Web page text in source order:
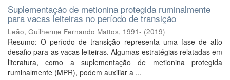
Suplementação de metionina protegida ruminalmente
para vacas leiteiras no período de transição
Leão, Guilherme Fernando Mattos, 1991- (2019)
Resumo: O período de transição representa uma fase de alto
desafio para as vacas leiteiras. Algumas estratégias relatadas em
literatura, como a suplementação de metionina protegida
ruminalmente (MPR), podem auxiliar a ...